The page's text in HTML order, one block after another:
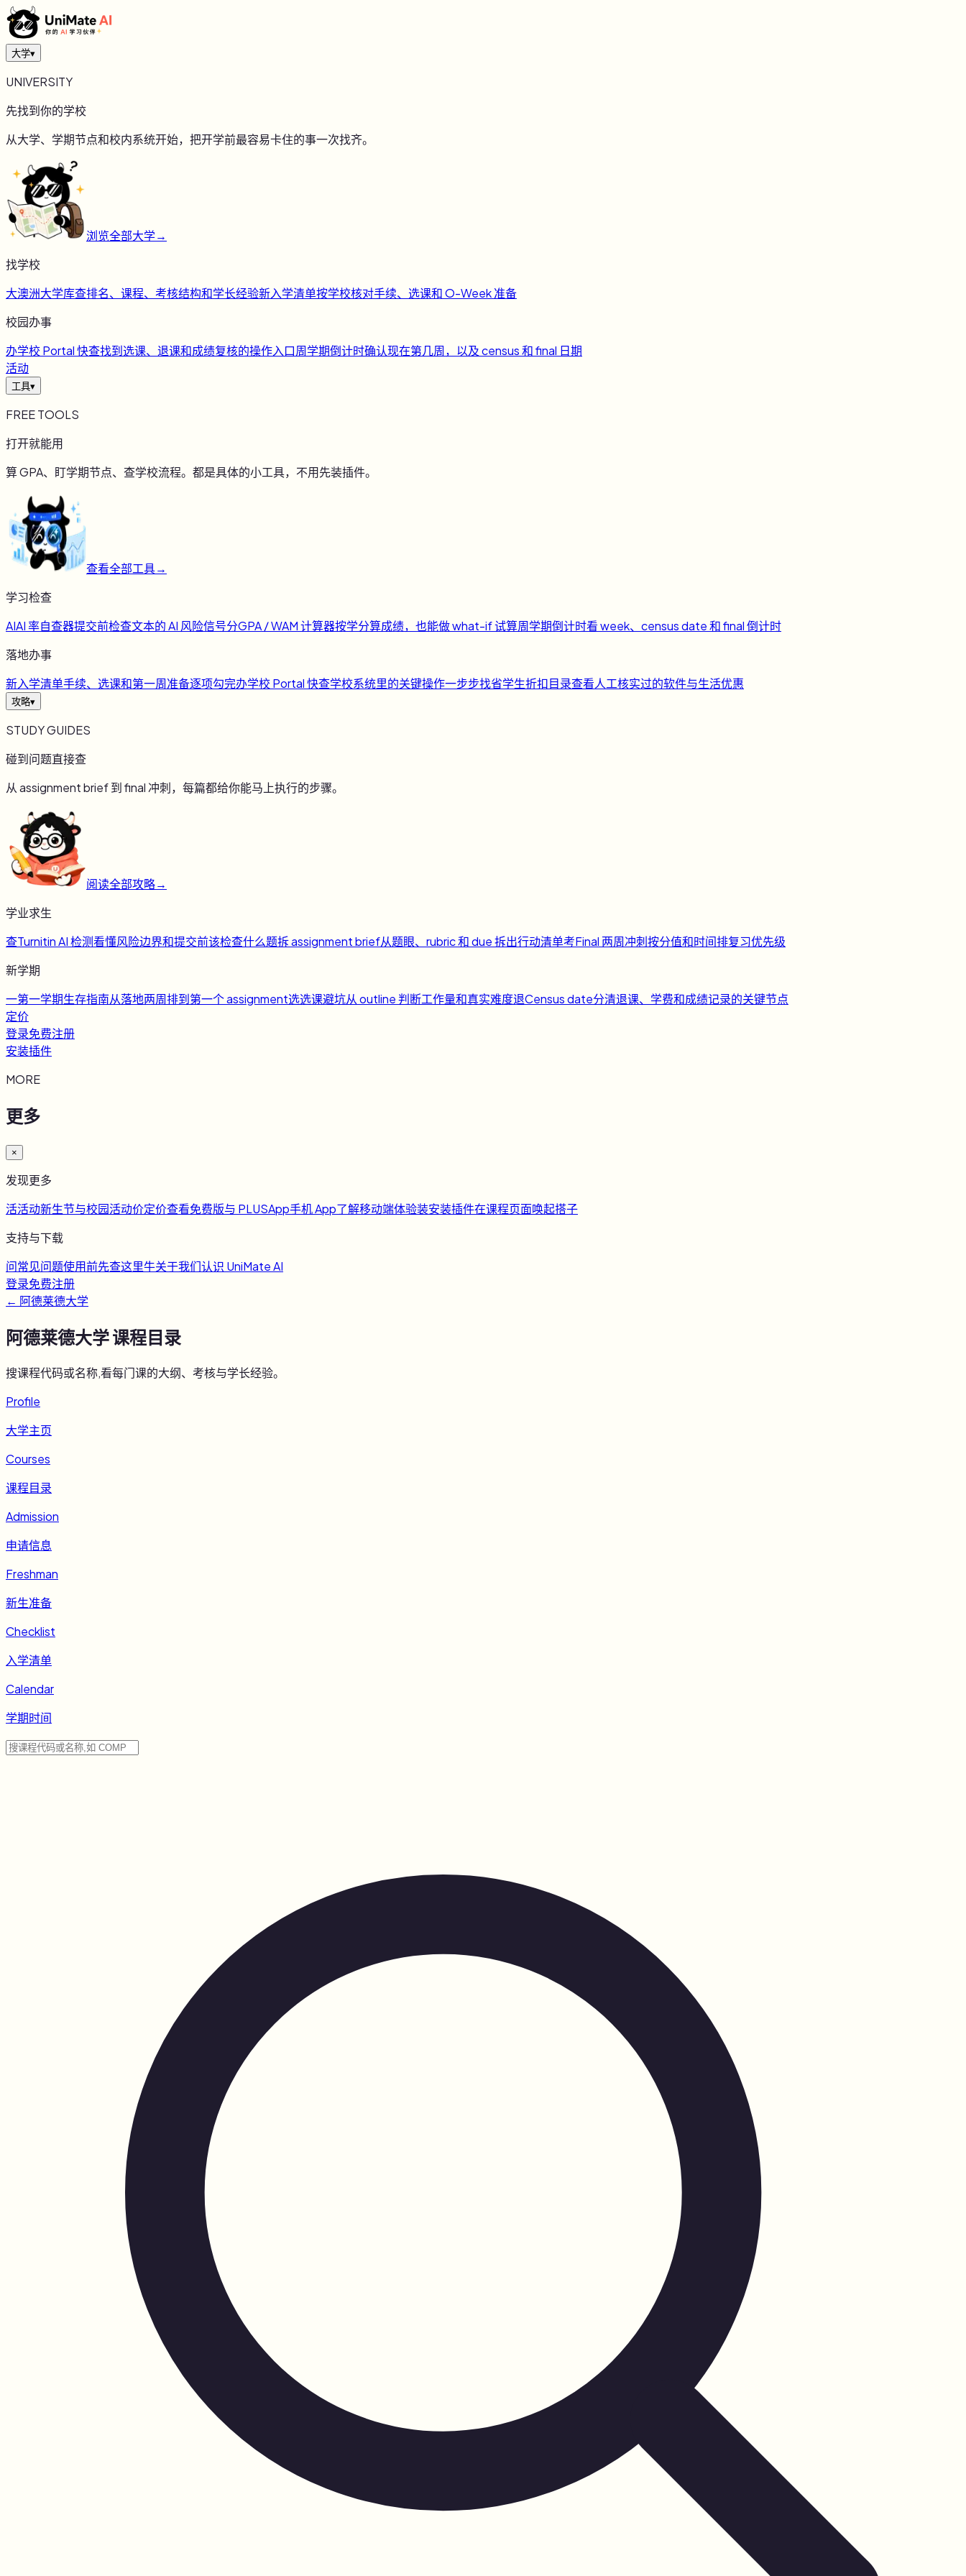
大学▾
UNIVERSITY
先找到你的学校
从大学、学期节点和校内系统开始，把开学前最容易卡住的事一次找齐。
浏览全部大学→
找学校
大澳洲大学库查排名、课程、考核结构和学长经验新入学清单按学校核对手续、选课和 O-Week 准备
校园办事
办学校 Portal 快查找到选课、退课和成绩复核的操作入口周学期倒计时确认现在第几周，以及 census 和 final 日期
活动
工具▾
FREE TOOLS
打开就能用
算 GPA、盯学期节点、查学校流程。都是具体的小工具，不用先装插件。
查看全部工具→
学习检查
AIAI 率自查器提交前检查文本的 AI 风险信号分GPA / WAM 计算器按学分算成绩，也能做 what-if 试算周学期倒计时看 week、census date 和 final 倒计时
落地办事
新入学清单手续、选课和第一周准备逐项勾完办学校 Portal 快查学校系统里的关键操作一步步找省学生折扣目录查看人工核实过的软件与生活优惠
攻略▾
STUDY GUIDES
碰到问题直接查
从 assignment brief 到 final 冲刺，每篇都给你能马上执行的步骤。
阅读全部攻略→
学业求生
查Turnitin AI 检测看懂风险边界和提交前该检查什么题拆 assignment brief从题眼、rubric 和 due 拆出行动清单考Final 两周冲刺按分值和时间排复习优先级
新学期
一第一学期生存指南从落地两周排到第一个 assignment选选课避坑从 outline 判断工作量和真实难度退Census date分清退课、学费和成绩记录的关键节点
定价
登录免费注册
安装插件
MORE
更多
×
发现更多
活活动新生节与校园活动价定价查看免费版与 PLUSApp手机 App了解移动端体验装安装插件在课程页面唤起搭子
支持与下载
问常见问题使用前先查这里牛关于我们认识 UniMate AI
登录免费注册
← 阿德莱德大学
阿德莱德大学课程目录
搜课程代码或名称,看每门课的大纲、考核与学长经验。
Profile
大学主页
Courses
课程目录
Admission
申请信息
Freshman
新生准备
Checklist
入学清单
Calendar
学期时间